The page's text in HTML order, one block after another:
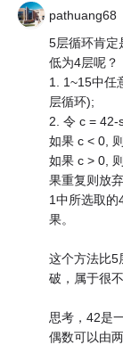
pathuang68
5层循环肯定
低为4层呢？
1. 1~15中任
层循环);
2. 令 c = 42-
如果 c < 0,
如果 c > 0,
果重复则放
1中所选取的
果。
这个方法比5
破，属于很
思考，42是
偶数可以由